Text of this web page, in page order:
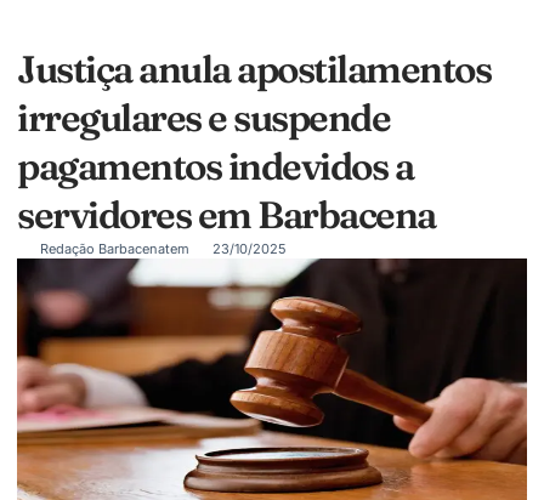
Justiça anula apostilamentos
irregulares e suspende
pagamentos indevidos a
servidores em Barbacena
Redação Barbacenatem 23/10/2025